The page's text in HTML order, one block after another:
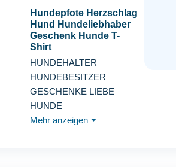
Hundepfote Herzschlag
Hund Hundeliebhaber
Geschenk Hunde T-
Shirt
HUNDEHALTER
HUNDEBESITZER
GESCHENKE LIEBE
HUNDE
Mehr anzeigen ⏷